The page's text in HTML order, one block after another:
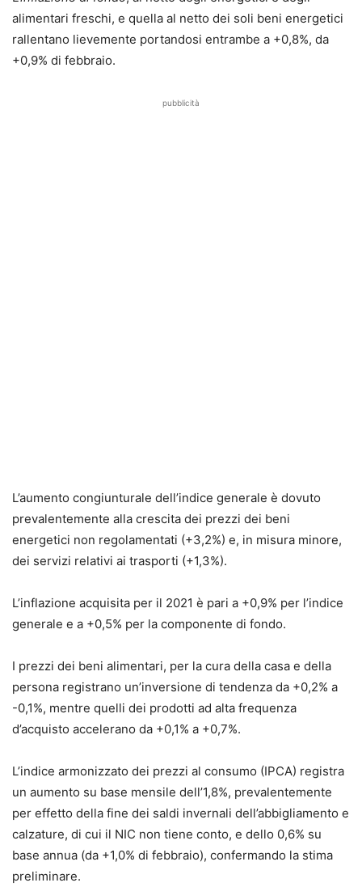
alimentari freschi, e quella al netto dei soli beni energetici
rallentano lievemente portandosi entrambe a +0,8%, da
+0,9% di febbraio.
pubblicità
L’aumento congiunturale dell’indice generale è dovuto
prevalentemente alla crescita dei prezzi dei beni
energetici non regolamentati (+3,2%) e, in misura minore,
dei servizi relativi ai trasporti (+1,3%).
L’inflazione acquisita per il 2021 è pari a +0,9% per l’indice
generale e a +0,5% per la componente di fondo.
I prezzi dei beni alimentari, per la cura della casa e della
persona registrano un’inversione di tendenza da +0,2% a
-0,1%, mentre quelli dei prodotti ad alta frequenza
d’acquisto accelerano da +0,1% a +0,7%.
L’indice armonizzato dei prezzi al consumo (IPCA) registra
un aumento su base mensile dell’1,8%, prevalentemente
per effetto della fine dei saldi invernali dell’abbigliamento e
calzature, di cui il NIC non tiene conto, e dello 0,6% su
base annua (da +1,0% di febbraio), confermando la stima
preliminare.